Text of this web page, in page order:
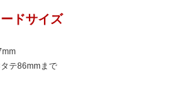
ドサイズ
テ86mmまで